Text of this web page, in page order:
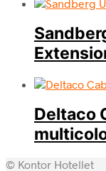
Deltaco
© Kontor Hotellet